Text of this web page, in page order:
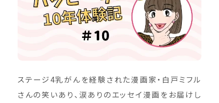
ステージ4乳がんを経験された漫画家・白戸ミフル
さんの笑いあり、涙ありのエッセイ漫画をお届けし